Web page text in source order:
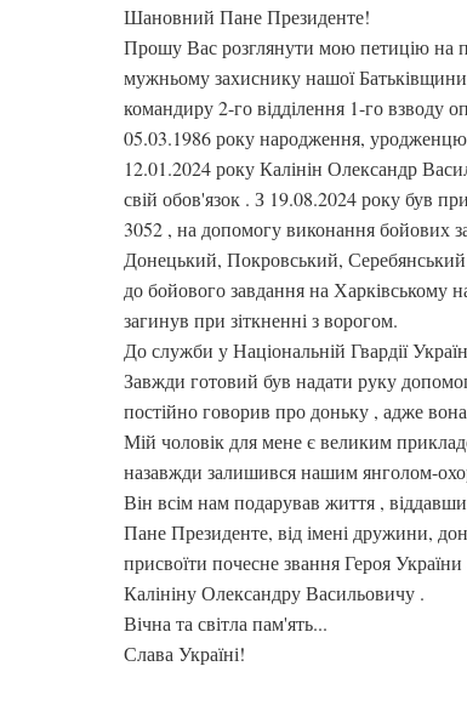
Шановний Пане Президенте!
Прошу Вас розглянути мою петицію на
мужньому захиснику нашої
командиру 2-го відділення 1-го взводу
05.03.1986 року народження,
12.01.2024 року Калінін Олександр
свій обов'язок . З 19.08.2024 року був
3052 , на допомогу виконання бойових
Донецький, Покровський,
до бойового завдання на Харківському
загинув при зіткненні з ворогом.
До служби у Національній Гвардії
Завжди готовий був надати руку
постійно говорив про доньку , адже
Мій чоловік для мене є великим
назавжди залишився нашим янголом-
Він всім нам подарував життя ,
Пане Президенте, від імені дружини,
присвоїти почесне звання Героя
Калініну Олександру Васильовичу .
Вічна та світла пам'ять...
Слава Україні!